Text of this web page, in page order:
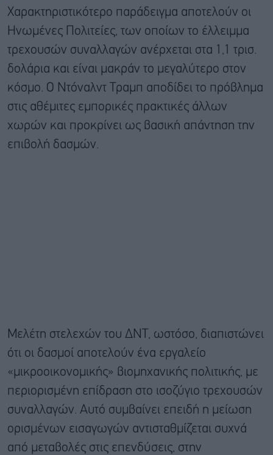
Χαρακτηριστικότερο παράδειγμα αποτελούν οι
Ηνωμένες Πολιτείες, των οποίων το έλλειμμα
τρεχουσών συναλλαγών ανέρχεται στα 1,1 τρισ.
δολάρια και είναι μακράν το μεγαλύτερο στον
κόσμο. Ο Ντόναλντ Τραμπ αποδίδει το πρόβλημα
στις αθέμιτες εμπορικές πρακτικές άλλων
χωρών και προκρίνει ως βασική απάντηση την
επιβολή δασμών.
Μελέτη στελεχών του ΔΝΤ, ωστόσο, διαπιστώνει
ότι οι δασμοί αποτελούν ένα εργαλείο
«μικροοικονομικής» βιομηχανικής πολιτικής, με
περιορισμένη επίδραση στο ισοζύγιο τρεχουσών
συναλλαγών. Αυτό συμβαίνει επειδή η μείωση
ορισμένων εισαγωγών αντισταθμίζεται συχνά
από μεταβολές στις επενδύσεις, στην